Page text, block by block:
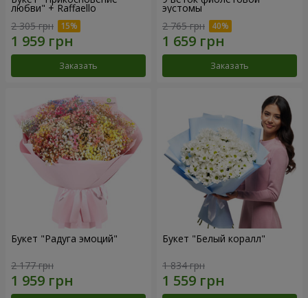
любви" + Raffaello
2 305 грн
Заказать
эустомы
2 765 грн
Заказать
Букет "Радуга эмоций"
2 177 грн
Букет "Белый коралл"
1 834 грн